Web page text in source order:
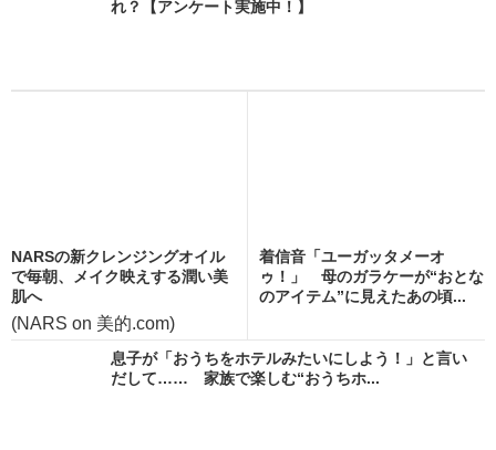
れ？【アンケート実施中！】
NARSの新クレンジングオイル
で毎朝、メイク映えする潤い美
肌へ
(NARS on 美的.com)
着信音「ユーガッタメーオ
ゥ！」 母のガラケーが“おとな
のアイテム”に見えたあの頃...
息子が「おうちをホテルみたいにしよう！」と言い
だして…… 家族で楽しむ“おうちホ...